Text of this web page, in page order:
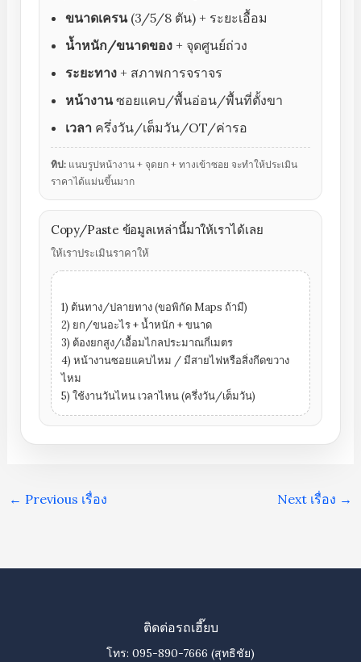
ขนาดเครน(3/5/8 ตัน) + ระยะเอื้อม
น้ำหนัก/ขนาดของ+ จุดศูนย์ถ่วง
ระยะทาง+ สภาพการจราจร
หน้างานซอยแคบ/พื้นอ่อน/พื้นที่ตั้งขา
เวลาครึ่งวัน/เต็มวัน/OT/ค่ารอ
ทิป:แนบรูปหน้างาน + จุดยก + ทางเข้าซอย จะทำให้ประเมิน
ราคาได้แม่นขึ้นมาก
Copy/Paste ข้อมูลเหล่านี้มาให้เราได้เลย
ให้เราประเมินราคาให้
1) ต้นทาง/ปลายทาง (ขอพิกัด Maps ถ้ามี)
2) ยก/ขนอะไร + น้ำหนัก + ขนาด
3) ต้องยกสูง/เอื้อมไกลประมาณกี่เมตร
4) หน้างานซอยแคบไหม / มีสายไฟหรือสิ่งกีดขวาง
ไหม
5) ใช้งานวันไหน เวลาไหน (ครึ่งวัน/เต็มวัน)
← Previous เรื่อง Next เรื่อง →
ติดต่อรถเฮี๊ยบ
โทร: 095-890-7666 (สุทธิชัย)